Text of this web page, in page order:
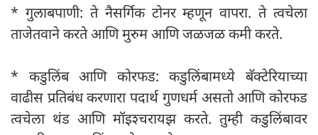
* गुलाबपाणी: ते नैसर्गिक टोनर म्हणून वापरा. ​​ते त्वचेला
ताजेतवाने करते आणि मुरुम आणि जळजळ कमी करते.
* कडुलिंब आणि कोरफड: कडुलिंबामध्ये बॅक्टेरियाच्या
वाढीस प्रतिबंध करणारा पदार्थ गुणधर्म असतो आणि कोरफड
त्वचेला थंड आणि मॉइश्चरायझ करते. तुम्ही कडुलिंबावर